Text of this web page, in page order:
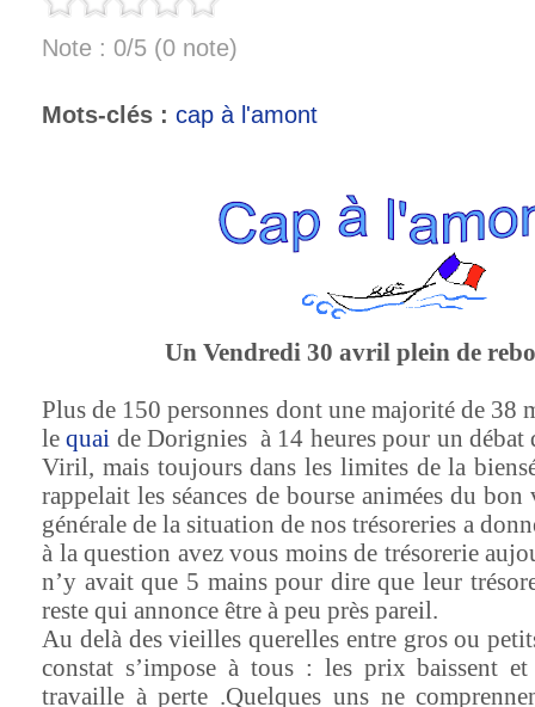
Note : 0/5 (0 note)
Mots-clés : cap à l'amont
Un Vendredi 30 avril plein de
Plus de 150 personnes dont une majorité de 38
lequai de Dorignies à 14 heures pour un
Viril, mais toujours dans les limites de la
rappelait les séances de bourse animées du
générale de la situation de nos trésoreries a
à la question avez vous moins de trésorerie
n’y avait que 5 mains pour dire que leur
reste qui annonce être à peu près pareil.
Au delà des vieilles querelles entre gros ou
constat s’impose à tous : les prix baissent
travaille à perte .Quelques uns ne